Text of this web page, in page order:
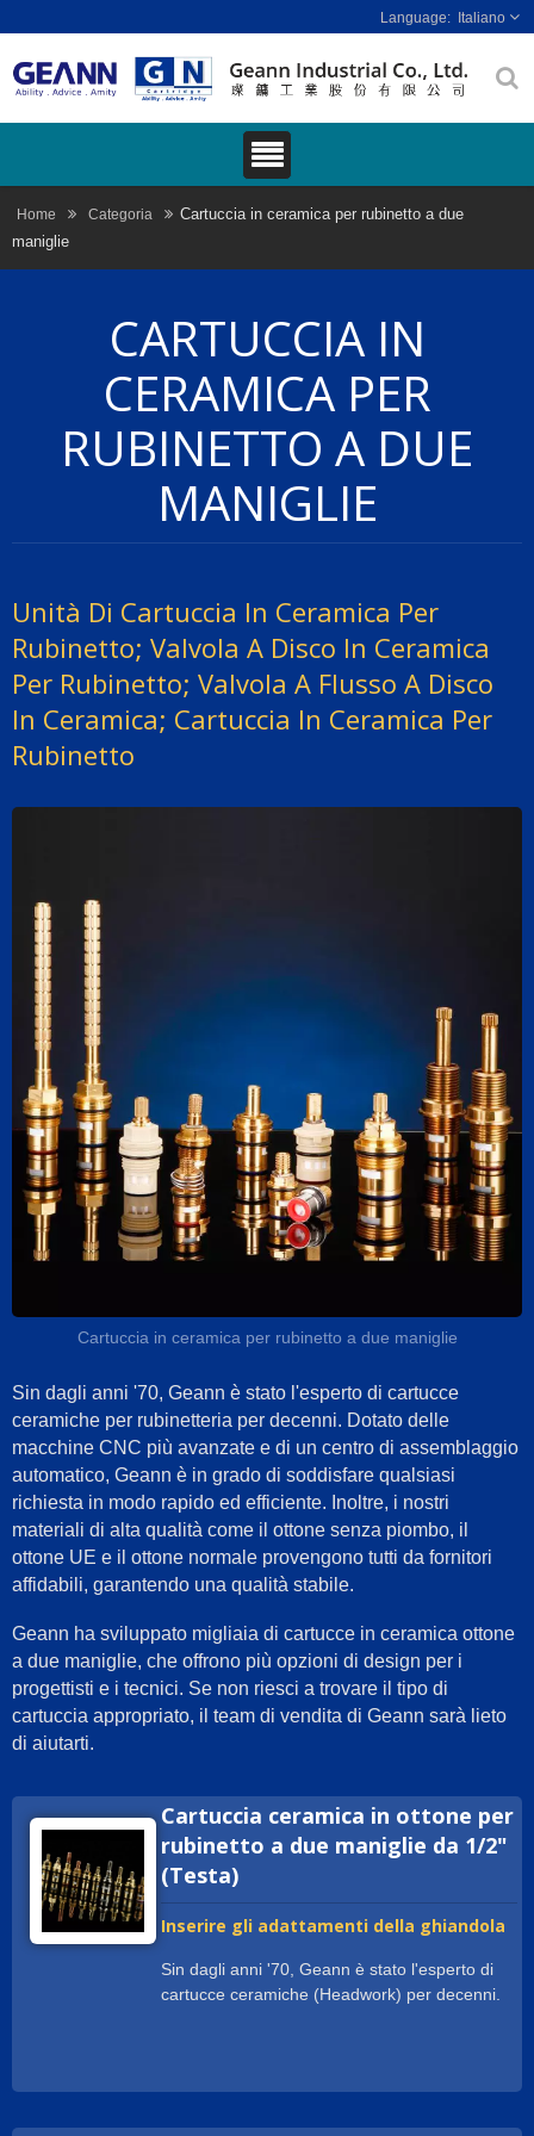
Italiano
Home Categoria
Cartuccia in ceramica per rubinetto a due
maniglie
CARTUCCIA IN
CERAMICA PER
RUBINETTO A DUE
MANIGLIE
Unità Di Cartuccia In Ceramica Per
Rubinetto; Valvola A Disco In Ceramica
Per Rubinetto; Valvola A Flusso A Disco
In Ceramica; Cartuccia In Ceramica Per
Rubinetto
Cartuccia in ceramica per rubinetto a due maniglie
Sin dagli anni '70, Geann è stato l'esperto di cartucce
ceramiche per rubinetteria per decenni. Dotato delle
macchine CNC più avanzate e di un centro di assemblaggio
automatico, Geann è in grado di soddisfare qualsiasi
richiesta in modo rapido ed efficiente. Inoltre, i nostri
materiali di alta qualità come il ottone senza piombo, il
ottone UE e il ottone normale provengono tutti da fornitori
affidabili, garantendo una qualità stabile.
Geann ha sviluppato migliaia di cartucce in ceramica ottone
a due maniglie, che offrono più opzioni di design per i
progettisti e i tecnici. Se non riesci a trovare il tipo di
cartuccia appropriato, il team di vendita di Geann sarà lieto
di aiutarti.
Cartuccia ceramica in ottone per
rubinetto a due maniglie da 1/2"
(Testa)
Inserire gli adattamenti della ghiandola
Sin dagli anni '70, Geann è stato l'esperto di
cartucce ceramiche (Headwork) per decenni.
modo rapido ed efficiente. Inoltre, i nostri